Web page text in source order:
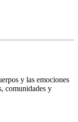
y las emociones
comunidades y